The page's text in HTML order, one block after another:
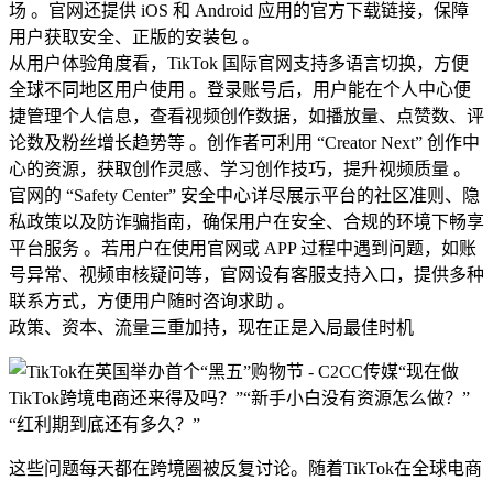
场 。官网还提供 iOS 和 Android 应用的官方下载链接，保障
用户获取安全、正版的安装包 。
从用户体验角度看，TikTok 国际官网支持多语言切换，方便
全球不同地区用户使用 。登录账号后，用户能在个人中心便
捷管理个人信息，查看视频创作数据，如播放量、点赞数、评
论数及粉丝增长趋势等 。创作者可利用 “Creator Next” 创作中
心的资源，获取创作灵感、学习创作技巧，提升视频质量 。
官网的 “Safety Center” 安全中心详尽展示平台的社区准则、隐
私政策以及防诈骗指南，确保用户在安全、合规的环境下畅享
平台服务 。若用户在使用官网或 APP 过程中遇到问题，如账
号异常、视频审核疑问等，官网设有客服支持入口，提供多种
联系方式，方便用户随时咨询求助 。
政策、资本、流量三重加持，现在正是入局最佳时机
“现在做
TikTok跨境电商还来得及吗？”“新手小白没有资源怎么做？”
“红利期到底还有多久？”
这些问题每天都在跨境圈被反复讨论。随着TikTok在全球电商